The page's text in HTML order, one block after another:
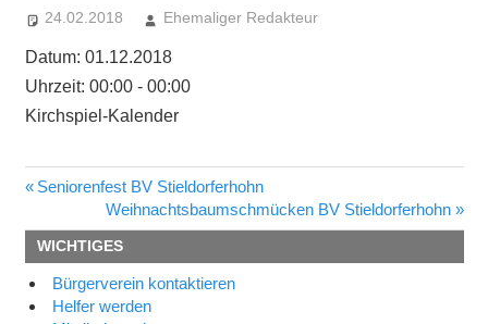
24.02.2018 Ehemaliger Redakteur
Datum: 01.12.2018
Uhrzeit: 00:00 - 00:00
Kirchspiel-Kalender
Beitragsnavigation
Vorheriger
Seniorenfest BV Stieldorferhohn
Nächster
Beitrag:
Weihnachtsbaumschmücken BV Stieldorferhohn
WICHTIGES
Bürgerverein kontaktieren
Helfer werden